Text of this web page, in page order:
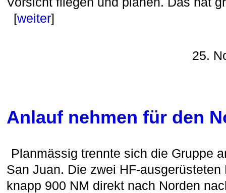
[weiter]
25.
Anlauf nehmen für den
Planmässig trennte sich die Gruppe
San Juan. Die zwei HF-
knapp 900 NM direkt nach Norden